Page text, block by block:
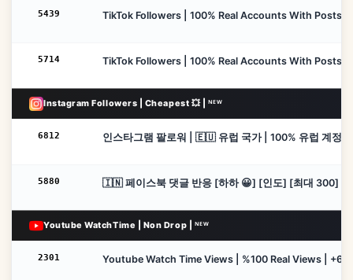
5439 TikTok Followers | 100% Real Accounts With Posts
5714 TikTok Followers | 100% Real Accounts With Posts
Instagram Followers | Cheapest 💥 | ᴺᴱᵂ
6812 인스타그램 팔로워 | 🇪🇺 유럽 국가 | 100% 유럽 계정
5880 🇮🇳 페이스북 댓글 반응 [하하 😀] [인도] [최대 300] [
Youtube WatchTime | Non Drop | ᴺᴱᵂ
2301 Youtube Watch Time Views | %100 Real Views |